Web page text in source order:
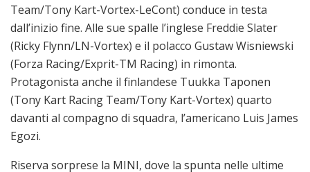
Team/Tony Kart-Vortex-LeCont) conduce in testa
dall’inizio fine. Alle sue spalle l’inglese Freddie Slater
(Ricky Flynn/LN-Vortex) e il polacco Gustaw Wisniewski
(Forza Racing/Exprit-TM Racing) in rimonta.
Protagonista anche il finlandese Tuukka Taponen
(Tony Kart Racing Team/Tony Kart-Vortex) quarto
davanti al compagno di squadra, l’americano Luis James
Egozi.
Riserva sorprese la MINI, dove la spunta nelle ultime